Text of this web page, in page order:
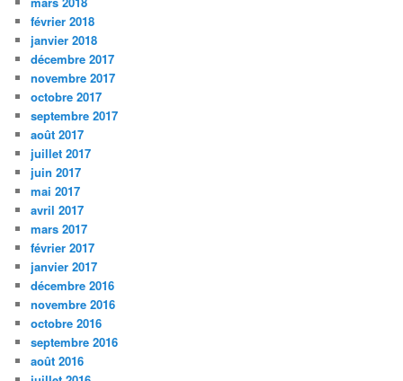
février 2018
janvier 2018
décembre 2017
novembre 2017
octobre 2017
septembre 2017
août 2017
juillet 2017
juin 2017
mai 2017
avril 2017
mars 2017
février 2017
janvier 2017
décembre 2016
novembre 2016
octobre 2016
septembre 2016
août 2016